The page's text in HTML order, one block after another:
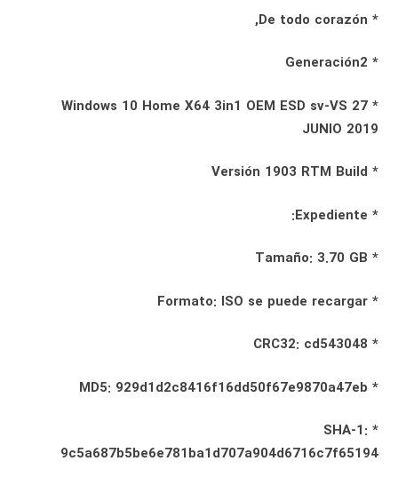
* De todo corazón,
* Generación2
* Windows 10 Home X64 3in1 OEM ESD sv-VS 27
JUNIO 2019
* Versión 1903 RTM Build
* Expediente:
* Tamaño: 3.70 GB
* Formato: ISO se puede recargar
* CRC32: cd543048
* MD5: 929d1d2c8416f16dd50f67e9870a47eb
* SHA-1:
9c5a687b5be6e781ba1d707a904d6716c7f65194